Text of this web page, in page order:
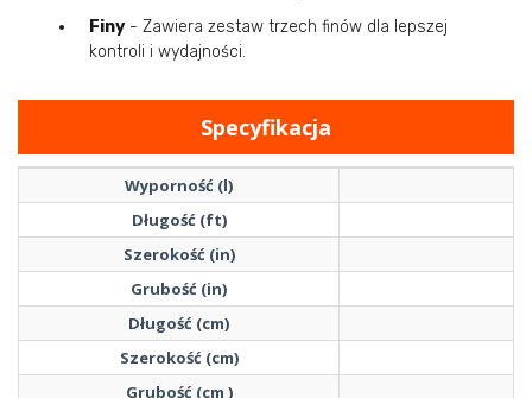
Finy - Zawiera zestaw trzech finów dla lepszej
kontroli i wydajności.
Specyfikacja
Wyporność (l)
Długość (ft)
Szerokość (in)
Grubość (in)
Długość (cm)
Szerokość (cm)
Grubość (cm )